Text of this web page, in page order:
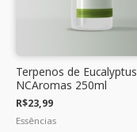
Terpenos de Eucalyptus
NCAromas 250ml
R$23,99
Essências